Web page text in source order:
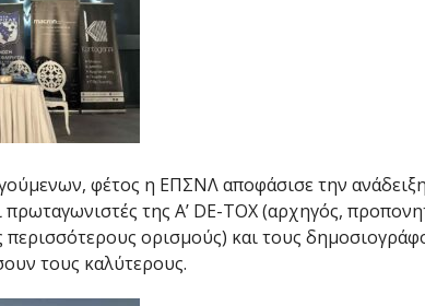
φέτος η ΕΠΣΝΛ αποφάσισε την
πρωταγωνιστές της Α’ DE-TOX (αρχηγός,
περισσότερους ορισμούς) και τους
τους καλύτερους.